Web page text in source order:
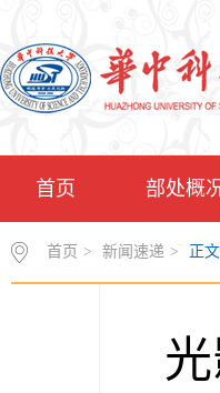
首页 部处概
首页 > 新闻速递 > 正文